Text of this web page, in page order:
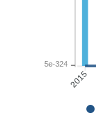
2015
5e-324